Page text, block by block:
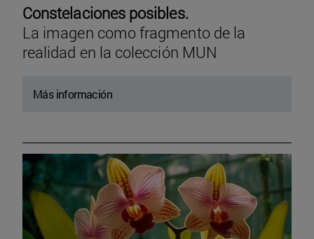
Constelaciones posibles.
La imagen como fragmento de la
realidad en la colección MUN
Más información